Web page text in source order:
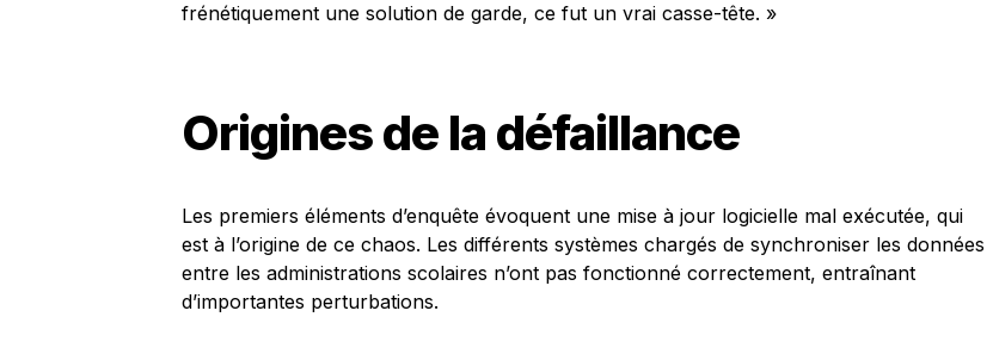
frénétiquement une solution de garde, ce fut un vrai casse-tête. »
Origines de la défaillance
Les premiers éléments d’enquête évoquent une mise à jour logicielle mal exécutée, qui
est à l’origine de ce chaos. Les différents systèmes chargés de synchroniser les données
entre les administrations scolaires n’ont pas fonctionné correctement, entraînant
d’importantes perturbations.